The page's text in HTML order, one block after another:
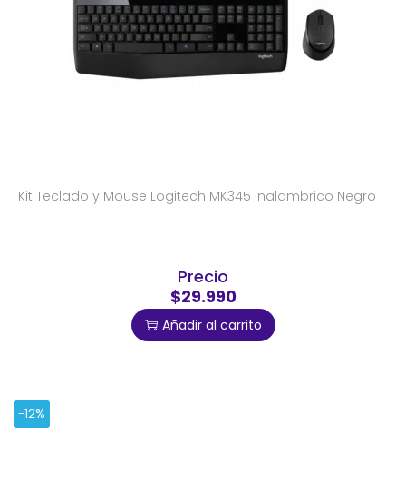
Kit Teclado y Mouse Logitech MK345 Inalambrico Negro
Precio
$29.990
Añadir al carrito
-12%